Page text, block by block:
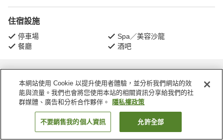
住宿設施
停車場
Spa／美容沙龍
餐廳
酒吧
首頁 英國 英格蘭 大倫敦 倫敦維多利亞公園廣場飯店
找客房
本網站使用 Cookie 以提升使用者體驗，並分析我們網站的效
能與流量。我們也會將您使用本站的相關資訊分享給我們的社
群媒體、廣告和分析合作夥伴。
隱私權政策
不要銷售我的個人資訊 允許全部